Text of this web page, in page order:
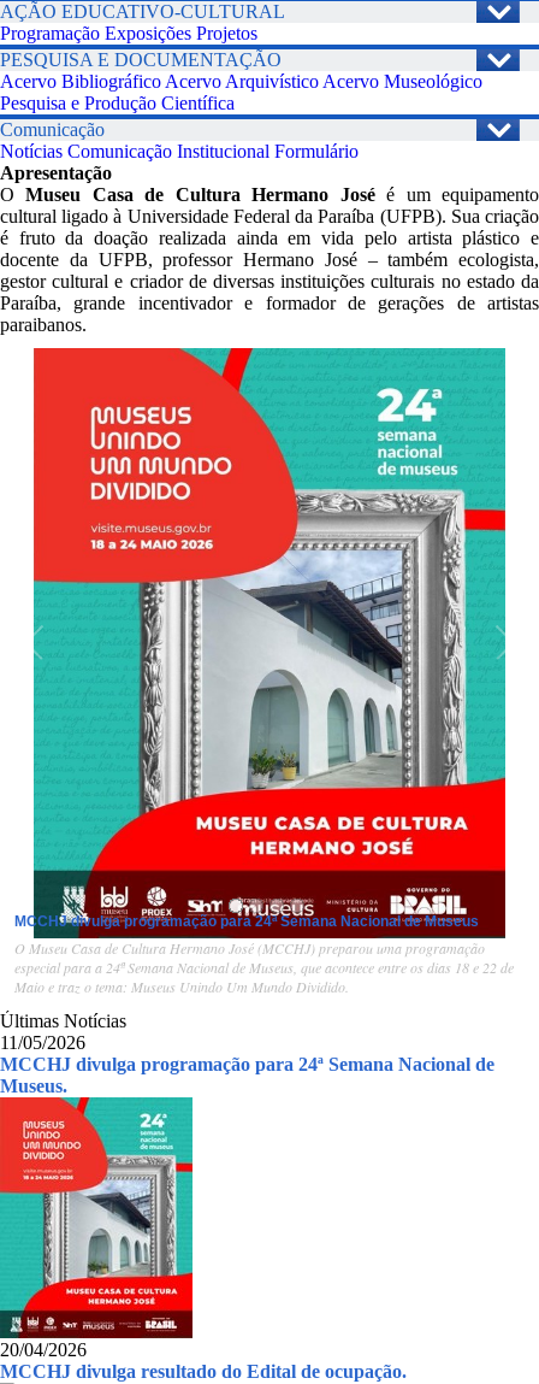
AÇÃO EDUCATIVO-CULTURAL
Programação Exposições Projetos
PESQUISA E DOCUMENTAÇÃO
Acervo Bibliográfico Acervo Arquivístico Acervo Museológico
Pesquisa e Produção Científica
Comunicação
Notícias Comunicação Institucional Formulário
Apresentação
OMuseu Casa de Cultura Hermano Joséé um equipamento
cultural ligado à Universidade Federal da Paraíba (UFPB). Sua criação
é fruto da doação realizada ainda em vida pelo artista plástico e
docente da UFPB, professor Hermano José – também ecologista,
gestor cultural e criador de diversas instituições culturais no estado da
Paraíba, grande incentivador e formador de gerações de artistas
paraibanos.
1/4
MCCHJ divulga programação para 24ª Semana Nacional de Museus
O Museu Casa de Cultura Hermano José (MCCHJ) preparou uma programação
especial para a 24ª Semana Nacional de Museus, que acontece entre os dias 18 e 22 de
Maio e traz o tema: Museus Unindo Um Mundo Dividido.
Últimas Notícias
11/05/2026
MCCHJ divulga programação para 24ª Semana Nacional de
Museus.
20/04/2026
MCCHJ divulga resultado do Edital de ocupação.